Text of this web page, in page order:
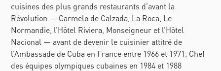
cuisines des plus grands restaurants d’avant la
Révolution — Carmelo de Calzada, La Roca, Le
Normandie, l’Hôtel Riviera, Monseigneur et l’Hôtel
Nacional —avant de devenir le cuisinier attitré de
l’Ambassade de Cuba en France entre 1966 et 1971. Chef
des équipes olympiques cubaines en 1984 et 1988